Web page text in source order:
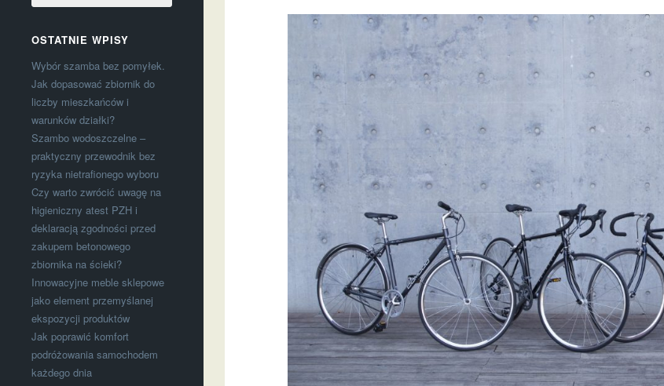
OSTATNIE WPISY
Wybór szamba bez pomyłek.
Jak dopasować zbiornik do
liczby mieszkańców i
warunków działki?
Szambo wodoszczelne –
praktyczny przewodnik bez
ryzyka nietrafionego wyboru
Czy warto zwrócić uwagę na
higieniczny atest PZH i
deklaracją zgodności przed
zakupem betonowego
zbiornika na ścieki?
Innowacyjne meble sklepowe
jako element przemyślanej
ekspozycji produktów
Jak poprawić komfort
podróżowania samochodem
każdego dnia